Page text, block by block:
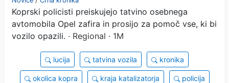
prosi za pomoč
Koprski policisti preiskujejo tatvino osebnega
avtomobila Opel zafira in prosijo za pomoč vse, ki bi
vozilo opazili. · Regional · 1M
lucija tatvina vozila kronika
okolica kopra kraja katalizatorja policija